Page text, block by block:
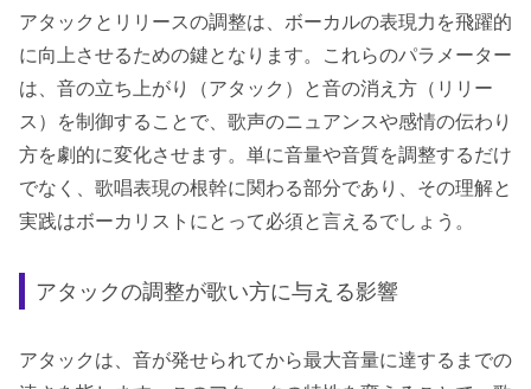
アタックとリリースの調整は、ボーカルの表現力を飛躍的
に向上させるための鍵となります。これらのパラメーター
は、音の立ち上がり（アタック）と音の消え方（リリー
ス）を制御することで、歌声のニュアンスや感情の伝わり
方を劇的に変化させます。単に音量や音質を調整するだけ
でなく、歌唱表現の根幹に関わる部分であり、その理解と
実践はボーカリストにとって必須と言えるでしょう。
アタックの調整が歌い方に与える影響
アタックは、音が発せられてから最大音量に達するまでの